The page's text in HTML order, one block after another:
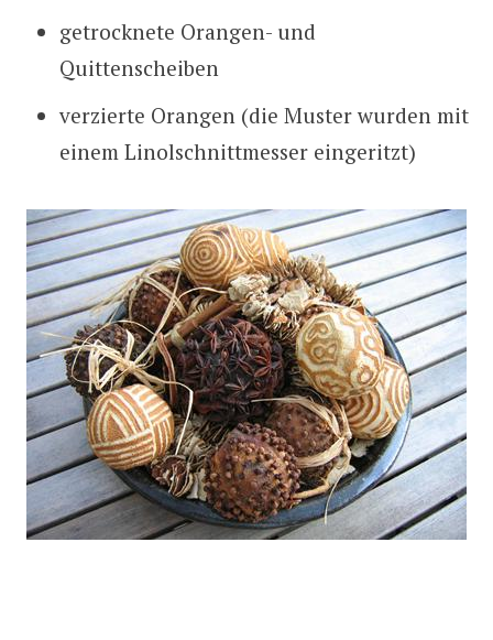
getrocknete Orangen- und
Quittenscheiben
verzierte Orangen (die Muster wurden mit
einem Linolschnittmesser eingeritzt)